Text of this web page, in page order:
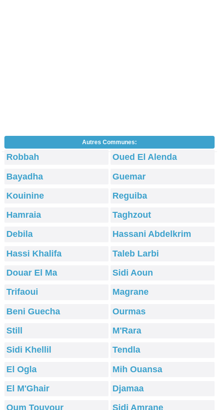
Autres Communes:
Robbah
Oued El Alenda
Bayadha
Guemar
Kouinine
Reguiba
Hamraia
Taghzout
Debila
Hassani Abdelkrim
Hassi Khalifa
Taleb Larbi
Douar El Ma
Sidi Aoun
Trifaoui
Magrane
Beni Guecha
Ourmas
Still
M'Rara
Sidi Khellil
Tendla
El Ogla
Mih Ouansa
El M'Ghair
Djamaa
Oum Touyour
Sidi Amrane